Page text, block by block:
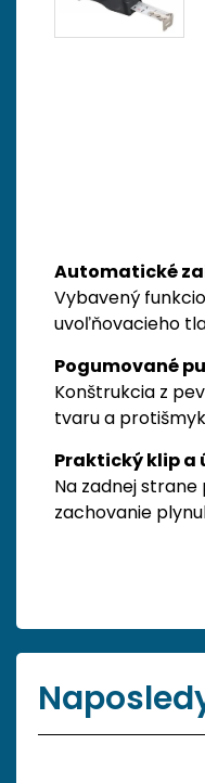
Automatické
Vybavený
uvoľňovacieho
Pogumované
Konštrukcia z
tvaru a
Praktický klip a
Na zadnej
zachovanie